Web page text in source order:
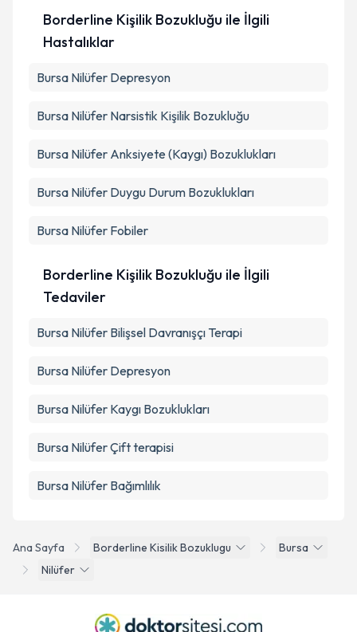
Ana Sayfa Borderline Kisilik Bozuklugu
Bursa
Nilüfer
Borderline Kişilik Bozukluğu ile İlgili
Hastalıklar
Bursa Nilüfer Depresyon
Bursa Nilüfer Narsistik Kişilik Bozukluğu
Bursa Nilüfer Anksiyete (Kaygı) Bozuklukları
Bursa Nilüfer Duygu Durum Bozuklukları
Bursa Nilüfer Fobiler
Borderline Kişilik Bozukluğu ile İlgili
Tedaviler
Bursa Nilüfer Bilişsel Davranışçı Terapi
Bursa Nilüfer Depresyon
Bursa Nilüfer Kaygı Bozuklukları
Bursa Nilüfer Çift terapisi
Bursa Nilüfer Bağımlılık